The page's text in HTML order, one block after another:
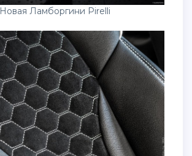
Новая Ламборгини Pirelli